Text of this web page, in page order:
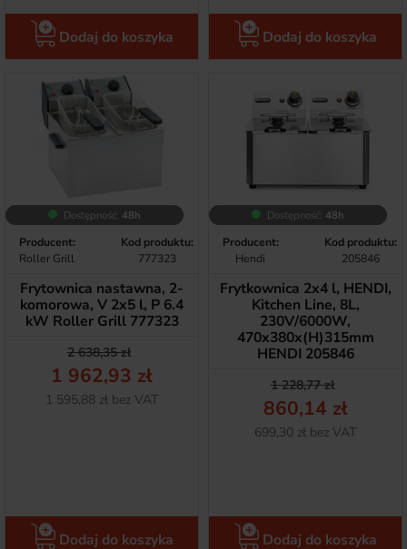
Dodaj do koszyka Dodaj do koszyka
Dostępność: 48h
Producent:
Roller Grill
Kod produktu:
777323
Frytownica nastawna, 2-
komorowa, V 2x5 l, P 6.4
kW Roller Grill 777323
Cena podstawowa
2 638,35 zł
Cena
1 962,93 zł
Netto
1 595,88 zł bez VAT
Dodaj do koszyka
Dostępność: 48h
Producent:
Hendi
Kod produktu:
205846
Frytkownica 2x4 l, HENDI,
Kitchen Line, 8L,
230V/6000W,
470x380x(H)315mm
HENDI 205846
Cena
1 228,77 zł
Cena
860,14 zł
Netto
699,30 zł bez VAT
Dodaj do koszyka